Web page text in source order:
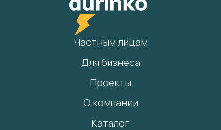
Частным лицам
Для бизнеса
Проекты
О компании
Каталог